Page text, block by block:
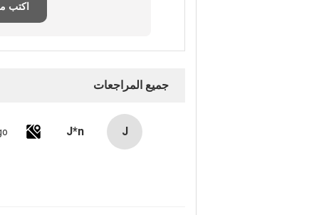
اكتب
جميع المراجعات
J
J*n